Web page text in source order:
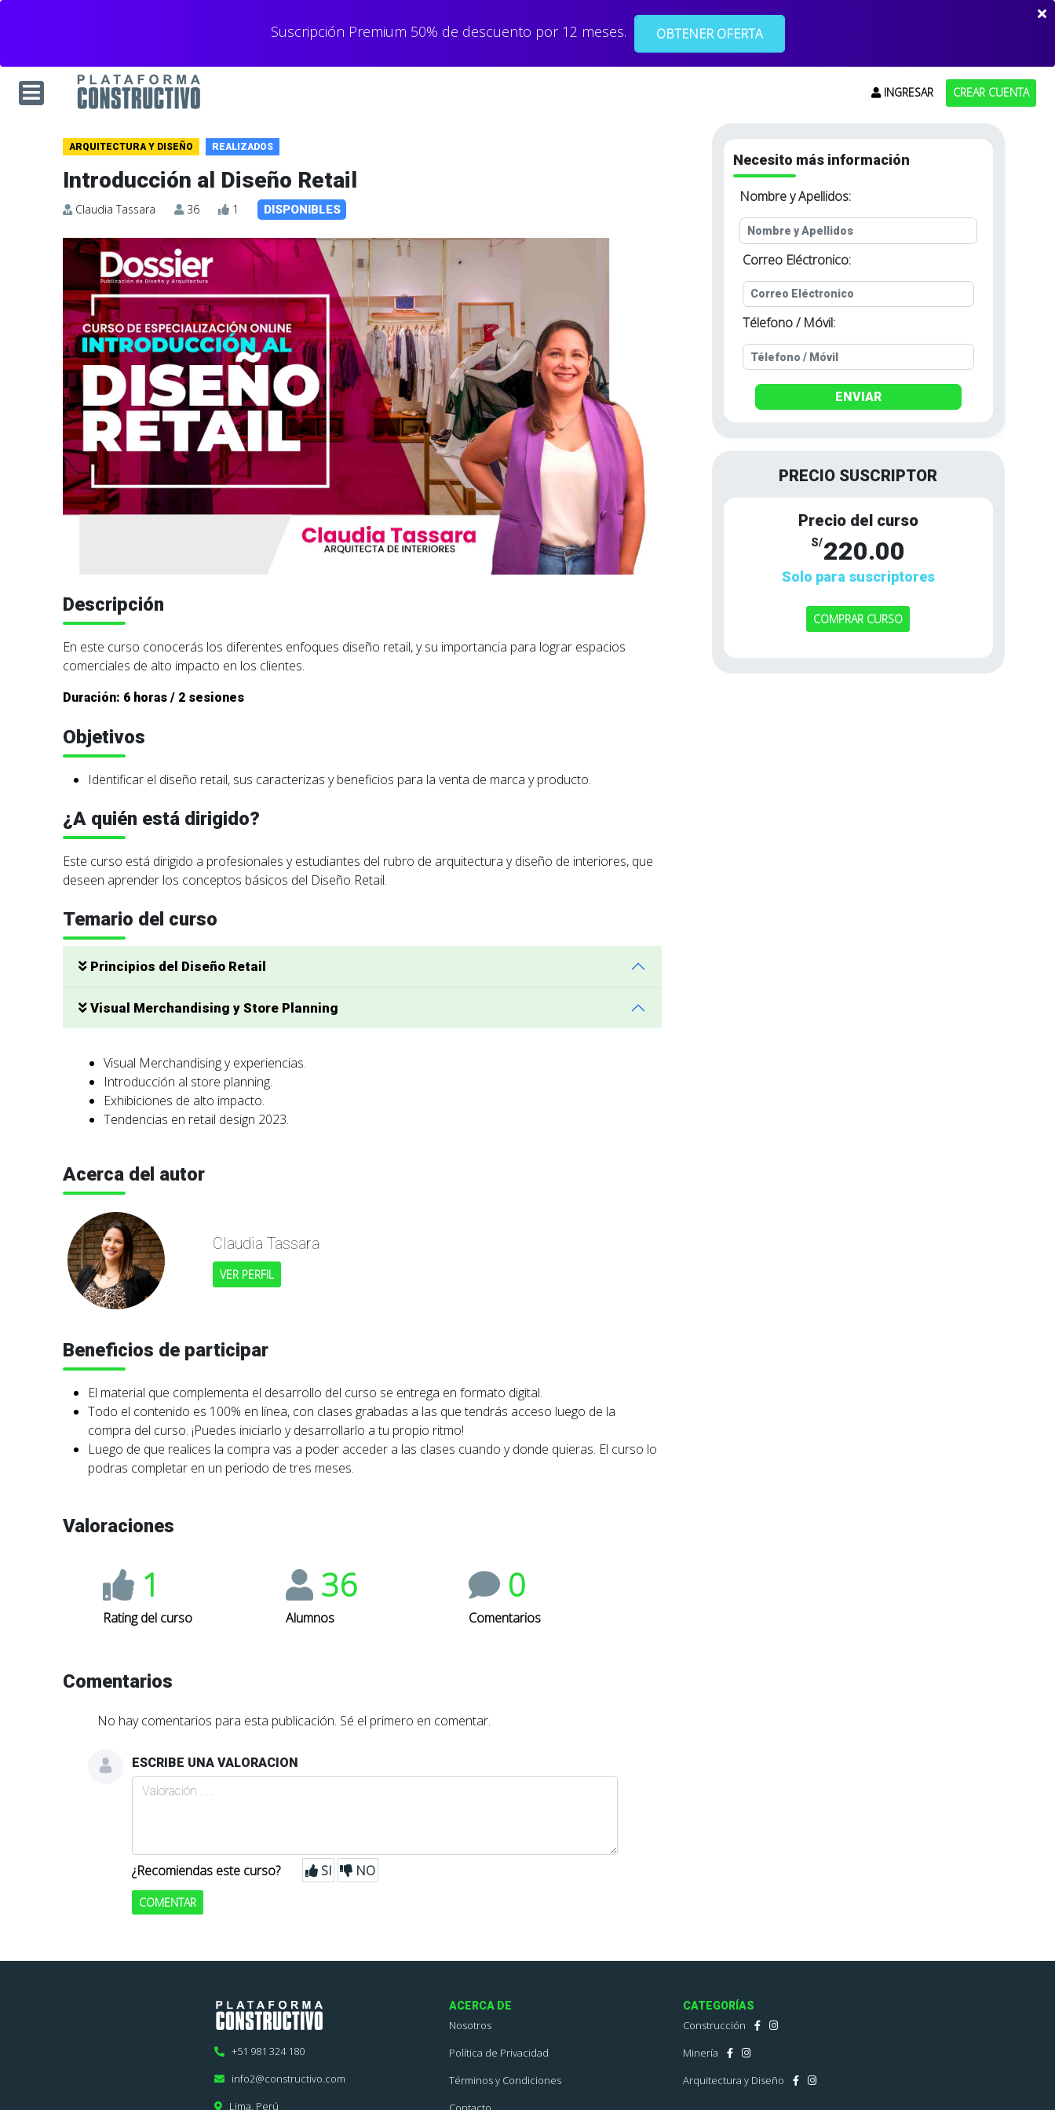
Suscripción Premium 50% de descuento por 12 meses. OBTENER OFERTA
INGRESAR CREAR CUENTA
ARQUITECTURA Y DISEÑO REALIZADOS
Introducción al Diseño Retail
Claudia Tassara 36 1 DISPONIBLES
Descripción
En este curso conocerás los diferentes enfoques diseño retail, y su importancia para lograr espacios
comerciales de alto impacto en los clientes.
Duración: 6 horas / 2 sesiones
Objetivos
Identificar el diseño retail, sus caracterizas y beneficios para la venta de marca y producto.
¿A quién está dirigido?
Este curso está dirigido a profesionales y estudiantes del rubro de arquitectura y diseño de interiores, que
deseen aprender los conceptos básicos del Diseño Retail.
Temario del curso
Principios del Diseño Retail
Visual Merchandising y Store Planning
Visual Merchandising y experiencias.
Introducción al store planning.
Exhibiciones de alto impacto.
Tendencias en retail design 2023.
Acerca del autor
Claudia Tassara
VER PERFIL
Beneficios de participar
El material que complementa el desarrollo del curso se entrega en formato digital.
Todo el contenido es 100% en línea, con clases grabadas a las que tendrás acceso luego de la
compra del curso. ¡Puedes iniciarlo y desarrollarlo a tu propio ritmo!
Luego de que realices la compra vas a poder acceder a las clases cuando y donde quieras. El curso lo
podras completar en un periodo de tres meses.
Valoraciones
1
Rating del curso
36
Alumnos
0
Comentarios
Comentarios
No hay comentarios para esta publicación. Sé el primero en comentar.
ESCRIBE UNA VALORACION
¿Recomiendas este curso? SI NO
COMENTAR
Necesito más información
Nombre y Apellidos:
Correo Eléctronico:
Télefono / Móvil:
ENVIAR
PRECIO SUSCRIPTOR
Precio del curso
S/
220.00
Solo para suscriptores
COMPRAR CURSO
+51 981 324 180
info2@constructivo.com
Lima, Perú
ACERCA DE
Nosotros
Política de Privacidad
Términos y Condiciones
CATEGORÍAS
Construcción
Minería
Arquitectura y Diseño